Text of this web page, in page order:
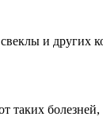
и других
болезней,